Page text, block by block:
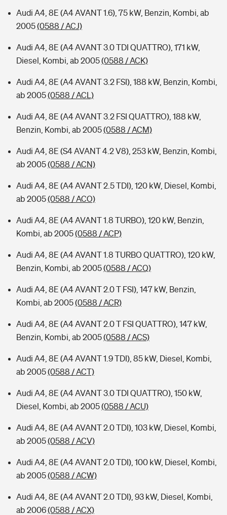
Audi A4, 8E (A4 AVANT 1.6), 75 kW, Benzin, Kombi, ab
2005(0588 / ACJ)
Audi A4, 8E (A4 AVANT 3.0 TDI QUATTRO), 171 kW,
Diesel, Kombi, ab 2005(0588 / ACK)
Audi A4, 8E (A4 AVANT 3.2 FSI), 188 kW, Benzin, Kombi,
ab 2005(0588 / ACL)
Audi A4, 8E (A4 AVANT 3.2 FSI QUATTRO), 188 kW,
Benzin, Kombi, ab 2005(0588 / ACM)
Audi A4, 8E (S4 AVANT 4.2 V8), 253 kW, Benzin, Kombi,
ab 2005(0588 / ACN)
Audi A4, 8E (A4 AVANT 2.5 TDI), 120 kW, Diesel, Kombi,
ab 2005(0588 / ACO)
Audi A4, 8E (A4 AVANT 1.8 TURBO), 120 kW, Benzin,
Kombi, ab 2005(0588 / ACP)
Audi A4, 8E (A4 AVANT 1.8 TURBO QUATTRO), 120 kW,
Benzin, Kombi, ab 2005(0588 / ACQ)
Audi A4, 8E (A4 AVANT 2.0 T FSI), 147 kW, Benzin,
Kombi, ab 2005(0588 / ACR)
Audi A4, 8E (A4 AVANT 2.0 T FSI QUATTRO), 147 kW,
Benzin, Kombi, ab 2005(0588 / ACS)
Audi A4, 8E (A4 AVANT 1.9 TDI), 85 kW, Diesel, Kombi,
ab 2005(0588 / ACT)
Audi A4, 8E (A4 AVANT 3.0 TDI QUATTRO), 150 kW,
Diesel, Kombi, ab 2005(0588 / ACU)
Audi A4, 8E (A4 AVANT 2.0 TDI), 103 kW, Diesel, Kombi,
ab 2005(0588 / ACV)
Audi A4, 8E (A4 AVANT 2.0 TDI), 100 kW, Diesel, Kombi,
ab 2005(0588 / ACW)
Audi A4, 8E (A4 AVANT 2.0 TDI), 93 kW, Diesel, Kombi,
ab 2006(0588 / ACX)